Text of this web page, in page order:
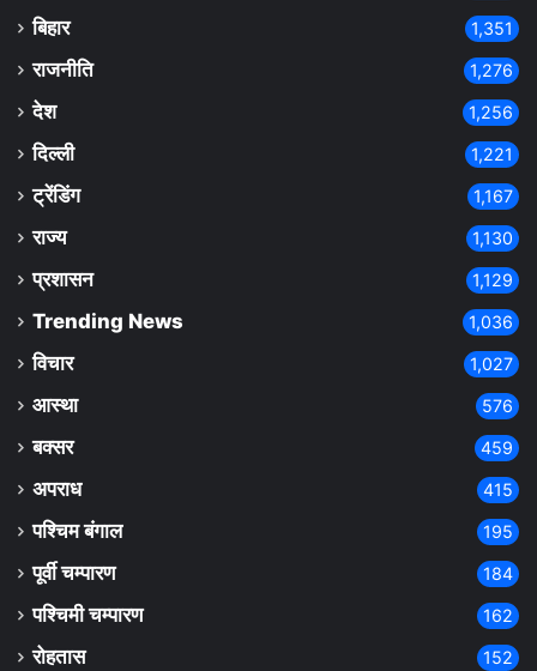
बिहार 1,351
राजनीति 1,276
देश 1,256
दिल्ली 1,221
ट्रेंडिंग 1,167
राज्य 1,130
प्रशासन 1,129
Trending News 1,036
विचार 1,027
आस्था 576
बक्सर 459
अपराध 415
पश्चिम बंगाल 195
पूर्वी चम्पारण 184
पश्चिमी चम्पारण 162
रोहतास 152